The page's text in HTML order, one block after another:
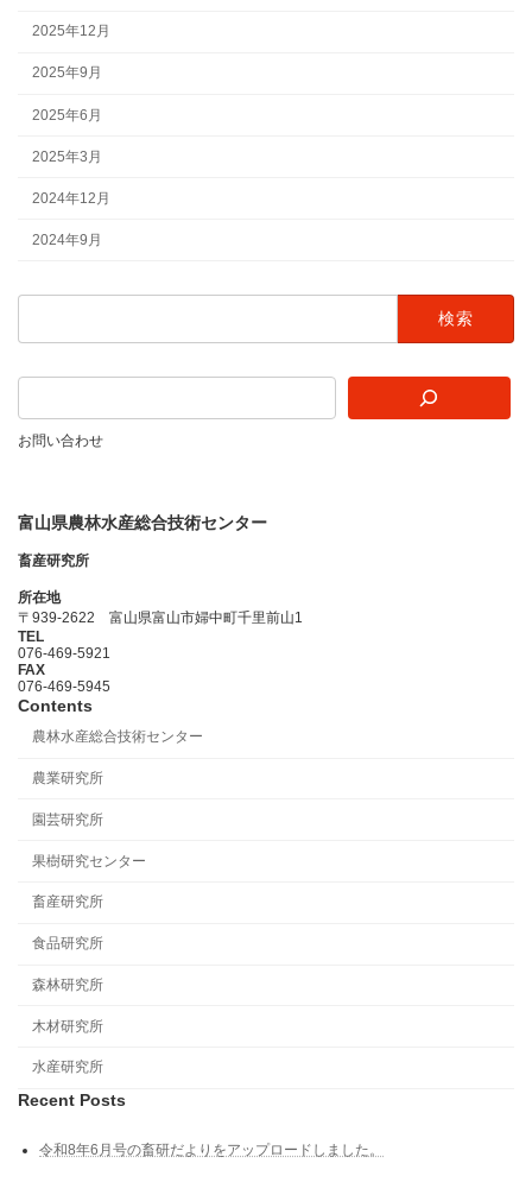
2025年12月
2025年9月
2025年6月
2025年3月
2024年12月
2024年9月
検
お問い合わせ
富山県農林水産総合技術センター
畜産研究所
所在地
〒939-2622 富山県富山市婦中町千里前山1
TEL
076-469-5921
FAX
076-469-5945
Contents
農林水産総合技術センター
農業研究所
園芸研究所
果樹研究センター
畜産研究所
食品研究所
森林研究所
木材研究所
水産研究所
Recent Posts
令和8年6月号の畜研だよりをアップロードしました。